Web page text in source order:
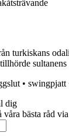
turkiskans
• swingpjatt
dig
bästa råd